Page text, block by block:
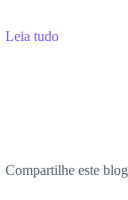
Leia tudo
Compartilhe este